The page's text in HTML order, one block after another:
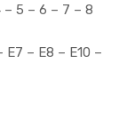
5 – 6 – 7 – 8
– E8 – E10 –